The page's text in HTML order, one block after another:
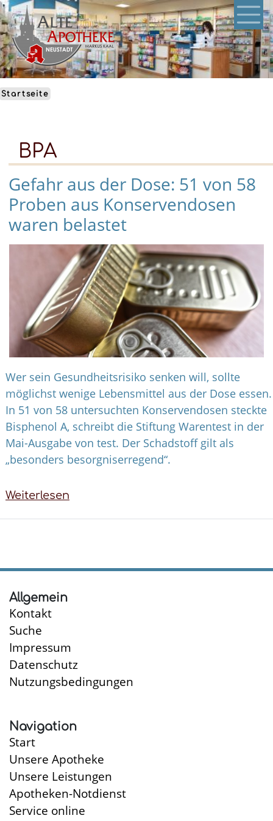
Direkt
zum
Inhalt
Startseite
BPA
Gefahr aus der Dose: 51 von 58
Proben aus Konservendosen
waren belastet
Wer sein Gesundheitsrisiko senken will, sollte
möglichst wenige Lebensmittel aus der Dose essen.
In 51 von 58 untersuchten Konservendosen steckte
Bisphenol A, schreibt die Stiftung Warentest in der
Mai-Ausgabe von test. Der Schadstoff gilt als
„besonders besorgniserregend“.
Weiterlesen
aus
Konservendosen
waren
belastet
Allgemein
Kontakt
Suche
Impressum
Datenschutz
Nutzungsbedingungen
Navigation
Start
Unsere Apotheke
Unsere Leistungen
Apotheken-Notdienst
Service online